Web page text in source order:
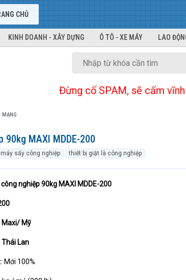
CHỦ
KINH DOANH - XÂY DỰNG Ô TÔ - XE MÁY LAO
Đừng cố SPAM, sẽ cấm
MẠNG
90kg MAXI MDDE-200
máy sấy công nghiệp thiết bị giặt là công nghiệp
nghiệp 90kg MAXI MDDE-200
Maxi/ Mỹ
Thái Lan
Mới 100%